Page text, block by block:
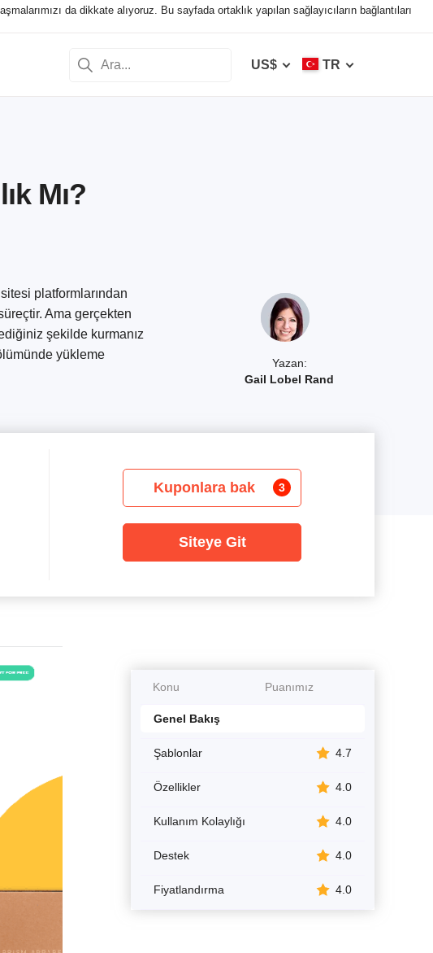
da dikkate alıyoruz. Bu sayfada ortaklık yapılan sağlayıcıların bağlantıları
US$ TR
Mı?
Yazan:
Gail Lobel Rand
platformlarından
Ama gerçekten
şekilde kurmanız
yükleme
Kuponlara bak 3
Siteye Git
Konu Puanımız
Genel Bakış
Şablonlar 4.7
Özellikler 4.0
Kullanım Kolaylığı 4.0
Destek 4.0
Fiyatlandırma 4.0